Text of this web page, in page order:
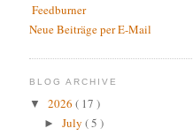
Feedburner
Neue Beiträge per E-Mail
BLOG ARCHIVE
▼ 2026 ( 17 )
► July ( 5 )